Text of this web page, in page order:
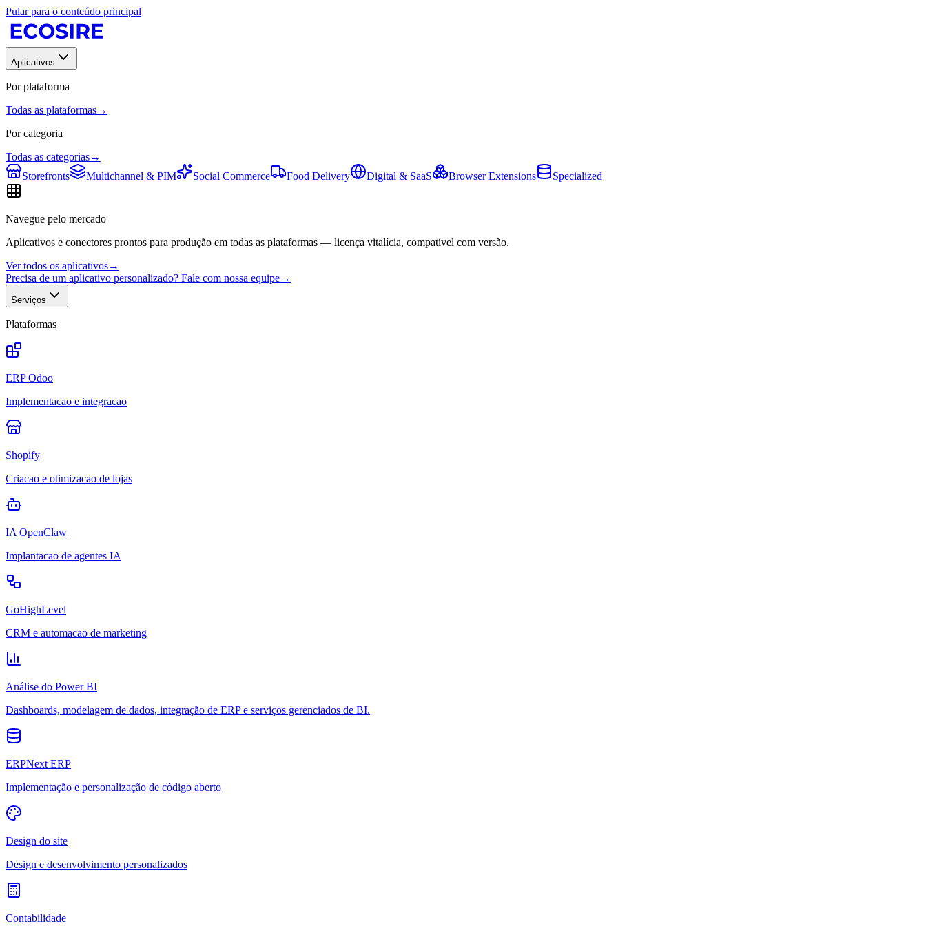
Pular para o conteúdo principal
Aplicativos
Por plataforma
Todas as plataformas→
Por categoria
Todas as categorias→
Storefronts
Multichannel & PIM Social Commerce Food Delivery Digital & SaaS Browser Extensions Specialized
Navegue pelo mercado
Aplicativos e conectores prontos para produção em todas as plataformas — licença vitalícia, compatível com versão.
Ver todos os aplicativos→
Precisa de um aplicativo personalizado? Fale com nossa equipe→
Serviços
Plataformas
ERP Odoo
Implementacao e integracao
Shopify
Criacao e otimizacao de lojas
IA OpenClaw
Implantacao de agentes IA
GoHighLevel
CRM e automacao de marketing
Análise do Power BI
Dashboards, modelagem de dados, integração de ERP e serviços gerenciados de BI.
ERPNext ERP
Implementação e personalização de código aberto
Design do site
Design e desenvolvimento personalizados
Contabilidade